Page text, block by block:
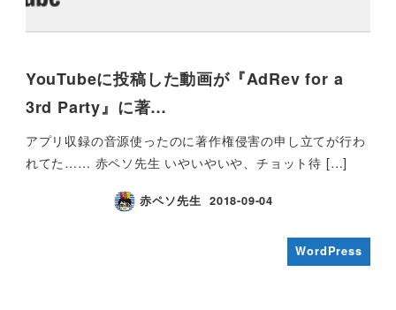
YouTubeに投稿した動画が『AdRev for a
3rd Party』に著…
アプリ収録の音源使ったのに著作権侵害の申し立てが行わ
れてた…… 赤ペソ先生 いやいやいや、チョット待 […]
赤ペソ先生 2018-09-04
WordPress